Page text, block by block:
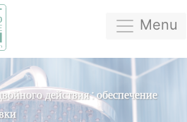
Menu
действия : обеспечение